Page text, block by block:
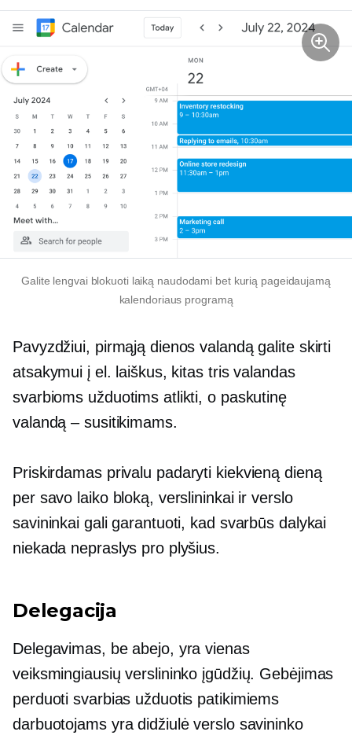
Galite lengvai blokuoti laiką naudodami bet kurią pageidaujamą
kalendoriaus programą
Pavyzdžiui, pirmąją dienos valandą galite skirti
atsakymui į el. laiškus, kitas tris valandas
svarbioms užduotims atlikti, o paskutinę
valandą – susitikimams.
Priskirdamas privalu padaryti kiekvieną dieną
per savo laiko bloką, verslininkai ir verslo
savininkai gali garantuoti, kad svarbūs dalykai
niekada nepraslys pro plyšius.
Delegacija
Delegavimas, be abejo, yra vienas
veiksmingiausių verslininko įgūdžių. Gebėjimas
perduoti svarbias užduotis patikimiems
darbuotojams yra didžiulė verslo savininko